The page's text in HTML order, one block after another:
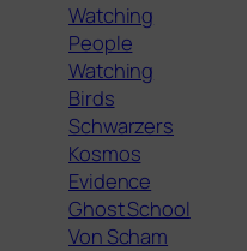
Watching
People
Watching
Birds
Schwarzers
Kosmos
Evidence
Ghost School
Von Scham